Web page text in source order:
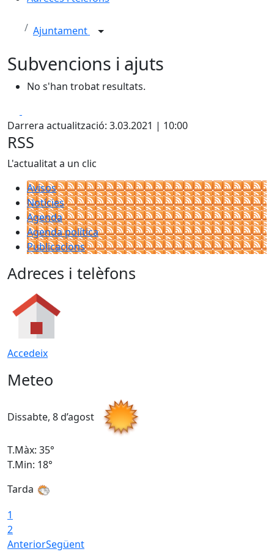
Ajuntament
Subvencions i ajuts
No s'han trobat resultats.
Darrera actualització: 3.03.2021 | 10:00
RSS
L'actualitat a un clic
Avisos
Notícies
Agenda
Agenda política
Publicacions
Adreces i telèfons
Accedeix
Meteo
Dissabte, 8 d’agost
T.Màx: 35°
T.Min: 18°
Tarda
1
2
AnteriorSegüent